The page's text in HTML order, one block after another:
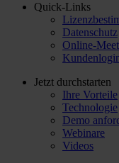
Quick-Links
Datenschutz
Online-
Jetzt durchstarten
Ihre Vorteile
Technologie
Demo
Webinare
Videos